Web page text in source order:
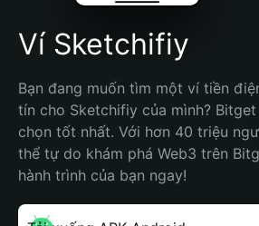
Ví Sketchifiy
Bạn đang muốn tìm một ví tiền
tín cho Sketchifiy của mình?
chọn tốt nhất. Với hơn 40 triệu
thể tự do khám phá Web3 trên
hành trình của bạn ngay!